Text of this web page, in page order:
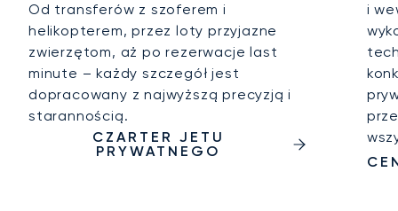
Od transferów z szoferem i
helikopterem, przez loty przyjazne
zwierzętom, aż po rezerwacje last
minute – każdy szczegół jest
dopracowany z najwyższą precyzją i
starannością.
CZARTER JETU
PRYWATNEGO
i